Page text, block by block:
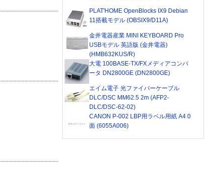
PLAT'HOME OpenBlocks IX9 Debian
11搭載モデル (OBSIX9/D11A)
金井電器産業 MINI KEYBOARD Pro
USBモデル 英語版 (金井電器)
(HMB632KUS/R)
大電 100BASE-TX/FXメディアコンバ
ータ DN2800GE (DN2800GE)
エイム電子 光ファイバーケーブル
DLC/DSC MM62.5 2m (AFP2-
DLC/DSC-62-02)
CANON P-002 LBP用ラベル用紙 A4 0
面 (6055A006)